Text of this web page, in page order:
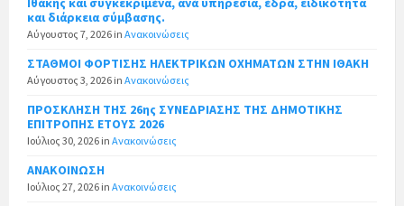
και διάρκεια σύμβασης.
Αύγουστος 7, 2026 in Ανακοινώσεις
ΣΤΑΘΜΟΙ ΦΟΡΤΙΣΗΣ ΗΛΕΚΤΡΙΚΩΝ ΟΧΗΜΑΤΩΝ ΣΤΗΝ ΙΘΑΚΗ
Αύγουστος 3, 2026 in Ανακοινώσεις
ΠΡΟΣΚΛΗΣΗ ΤΗΣ 26ης ΣΥΝΕΔΡΙΑΣΗΣ ΤΗΣ ΔΗΜΟΤΙΚΗΣ
ΕΠΙΤΡΟΠΗΣ ΕΤΟΥΣ 2026
Ιούλιος 30, 2026 in Ανακοινώσεις
ΑΝΑΚΟΙΝΩΣΗ
Ιούλιος 27, 2026 in Ανακοινώσεις